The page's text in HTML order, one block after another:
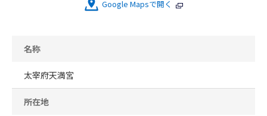
Google Mapsで開く
名称
太宰府天満宮
所在地